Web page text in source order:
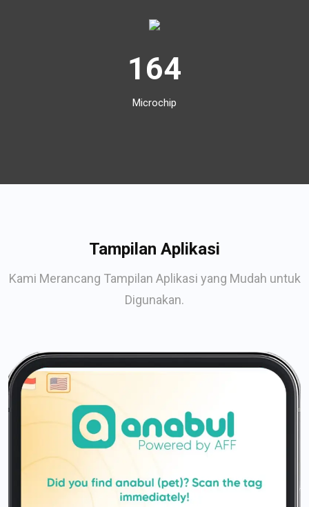
164
Microchip
Tampilan Aplikasi
Kami Merancang Tampilan Aplikasi yang Mudah untuk
Digunakan.